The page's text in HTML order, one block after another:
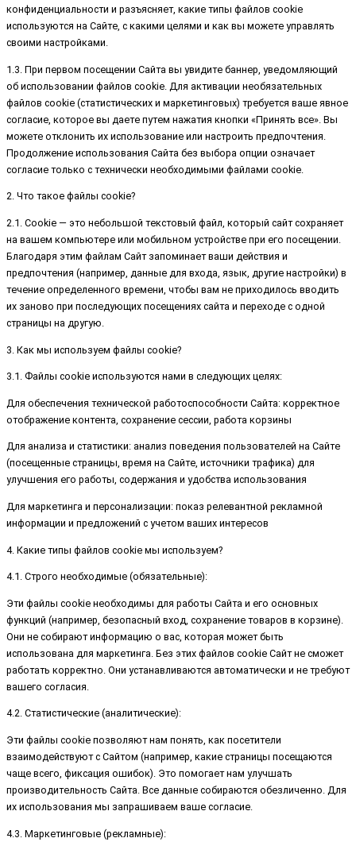
конфиденциальности и разъясняет, какие типы файлов cookie
используются на Сайте, с какими целями и как вы можете управлять
своими настройками.
1.3. При первом посещении Сайта вы увидите баннер, уведомляющий
об использовании файлов cookie. Для активации необязательных
файлов cookie (статистических и маркетинговых) требуется ваше явное
согласие, которое вы даете путем нажатия кнопки «Принять все». Вы
можете отклонить их использование или настроить предпочтения.
Продолжение использования Сайта без выбора опции означает
согласие только с технически необходимыми файлами cookie.
2. Что такое файлы cookie?
2.1. Cookie — это небольшой текстовый файл, который сайт сохраняет
на вашем компьютере или мобильном устройстве при его посещении.
Благодаря этим файлам Сайт запоминает ваши действия и
предпочтения (например, данные для входа, язык, другие настройки) в
течение определенного времени, чтобы вам не приходилось вводить
их заново при последующих посещениях сайта и переходе с одной
страницы на другую.
3. Как мы используем файлы cookie?
3.1. Файлы cookie используются нами в следующих целях:
Для обеспечения технической работоспособности Сайта: корректное
отображение контента, сохранение сессии, работа корзины
Для анализа и статистики: анализ поведения пользователей на Сайте
(посещенные страницы, время на Сайте, источники трафика) для
улучшения его работы, содержания и удобства использования
Для маркетинга и персонализации: показ релевантной рекламной
информации и предложений с учетом ваших интересов
4. Какие типы файлов cookie мы используем?
4.1. Строго необходимые (обязательные):
Эти файлы cookie необходимы для работы Сайта и его основных
функций (например, безопасный вход, сохранение товаров в корзине).
Они не собирают информацию о вас, которая может быть
использована для маркетинга. Без этих файлов cookie Сайт не сможет
работать корректно. Они устанавливаются автоматически и не требуют
вашего согласия.
4.2. Статистические (аналитические):
Эти файлы cookie позволяют нам понять, как посетители
взаимодействуют с Сайтом (например, какие страницы посещаются
чаще всего, фиксация ошибок). Это помогает нам улучшать
производительность Сайта. Все данные собираются обезличенно. Для
их использования мы запрашиваем ваше согласие.
4.3. Маркетинговые (рекламные):